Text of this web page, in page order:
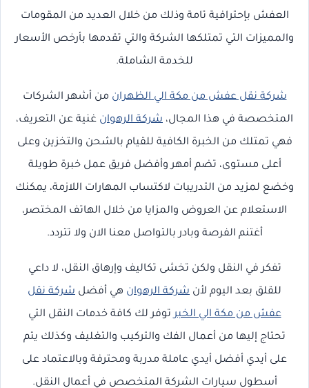
العفش بإحترافية تامة وذلك من خلال العديد من المقومات
والمميزات التي تمتلكها الشركة والتي تقدمها بأرخص الأسعار
للخدمة الشاملة.
شركة نقل عفش من مكة الي الظهران من أشهر الشركات
المتخصصة في هذا المجال، شركة الرهوان غنية عن التعريف،
فهي تمتلك من الخبرة الكافية للقيام بالشحن والتخزين وعلى
أعلى مستوى، تضم أمهر وأفضل فريق عمل خبرة طويلة
وخضع لمزيد من التدريبات لاكتساب المهارات اللازمة، يمكنك
الاستعلام عن العروض والمزايا من خلال الهاتف المختصر،
أغتنم الفرصة وبادر بالتواصل معنا الان ولا تتردد.
تفكر في النقل ولكن تخشى تكاليف وإرهاق النقل، لا داعي
للقلق بعد اليوم لأن شركة الرهوان هي أفضل شركة نقل
عفش من مكة الي الخبر توفر لك كافة خدمات النقل التي
تحتاج إليها من أعمال الفك والتركيب والتغليف وكذلك يتم
على أيدي أفضل أيدي عاملة مدربة ومحترفة وبالاعتماد على
أسطول سيارات الشركة المتخصص في أعمال النقل.